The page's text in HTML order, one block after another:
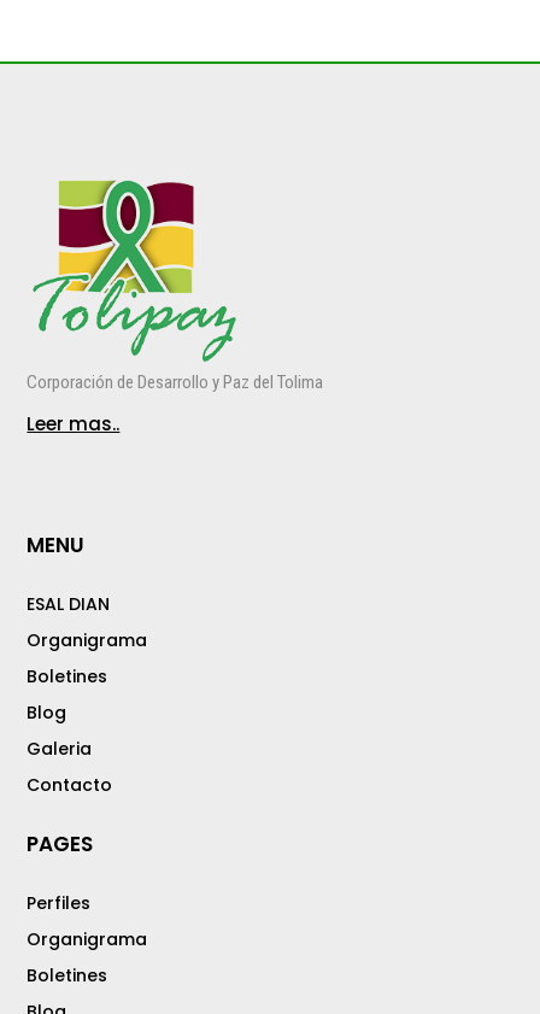
Corporación de Desarrollo y Paz del Tolima
Leer mas..
MENU
ESAL DIAN
Organigrama
Boletines
Blog
Galeria
Contacto
PAGES
Perfiles
Organigrama
Boletines